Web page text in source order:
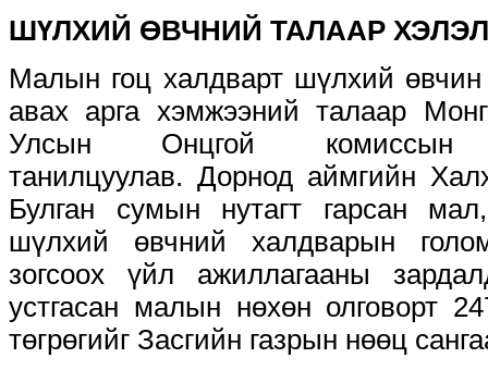
ШҮЛХИЙ ӨВЧНИЙ ТАЛААР
Малын гоц халдварт шүлхий өвчин
авах арга хэмжээний талаар
Улсын Онцгой комиссын
танилцуулав. Дорнод аймгийн
Булган сумын нутагт гарсан
шүлхий өвчний халдварын
зогсоох үйл ажиллагааны
устгасан малын нөхөн олговорт
төгрөгийг Засгийн газрын нөөц